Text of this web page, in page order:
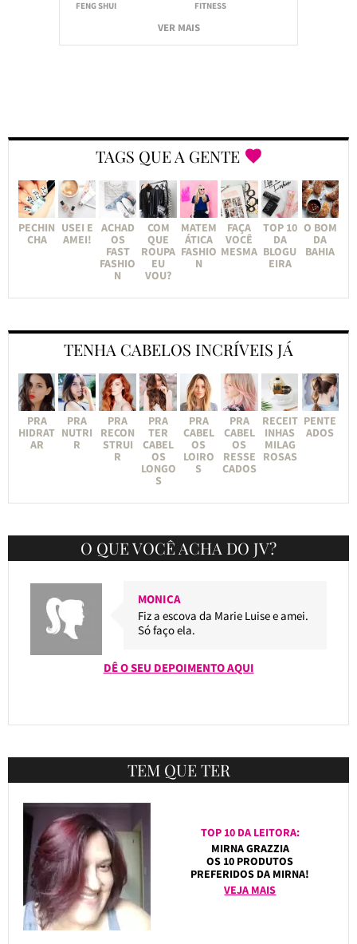
FENG SHUI
FITNESS
VER MAIS
TAGS QUE A GENTE
PECHIN
CHA
USEI E
AMEI!
ACHAD
OS
FAST
FASHIO
N
COM
QUE
ROUPA
EU
VOU?
MATEM
ÁTICA
FASHIO
N
FAÇA
VOCÊ
MESMA
TOP 10
DA
BLOGU
EIRA
O BOM
DA
BAHIA
TENHA CABELOS INCRÍVEIS JÁ
PRA
HIDRAT
AR
PRA
NUTRI
R
PRA
RECON
STRUI
R
PRA
TER
CABEL
OS
LONGO
S
PRA
CABEL
OS
LOIRO
S
PRA
CABEL
OS
RESSE
CADOS
RECEIT
INHAS
MILAG
ROSAS
PENTE
ADOS
O QUE VOCÊ ACHA DO JV?
MONICA
Fiz a escova da Marie Luise e amei.
Só faço ela.
DÊ O SEU DEPOIMENTO AQUI
TEM QUE TER
TOP 10 DA LEITORA:
MIRNA GRAZZIA
OS 10 PRODUTOS
PREFERIDOS DA MIRNA!
VEJA MAIS